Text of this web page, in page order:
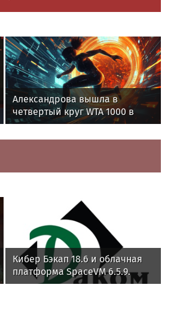
Александрова вышла в
четвертый круг WTA 1000 в
Торонто
Кибер Бэкап 18.6 и облачная
платформа SpaceVM 6.5.9.
успешно прошли испытания